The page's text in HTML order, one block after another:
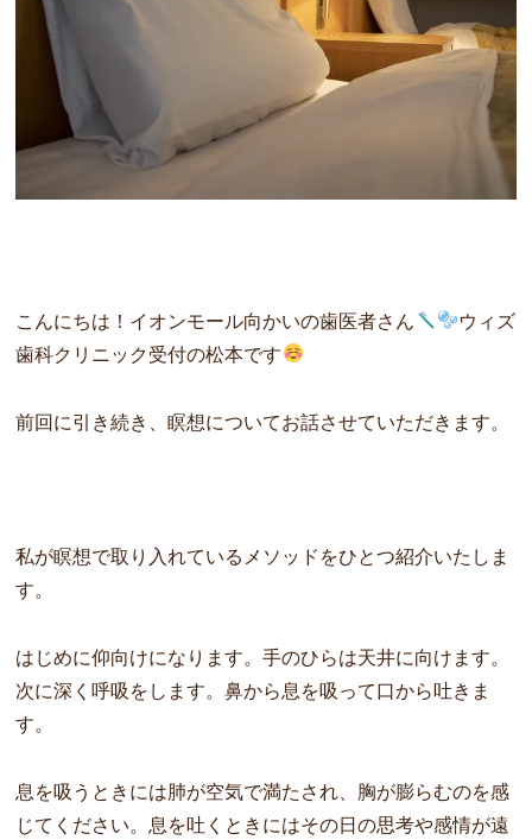
こんにちは！イオンモール向かいの歯医者さん
ウィズ
歯科クリニック受付の松本です
前回に引き続き、瞑想についてお話させていただきます。
私が瞑想で取り入れているメソッドをひとつ紹介いたしま
す。
はじめに仰向けになります。手のひらは天井に向けます。
次に深く呼吸をします。鼻から息を吸って口から吐きま
す。
息を吸うときには肺が空気で満たされ、胸が膨らむのを感
じてください。息を吐くときにはその日の思考や感情が遠